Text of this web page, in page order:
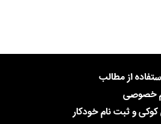
از مطالب
خصوصی
و ثبت نام خودکار